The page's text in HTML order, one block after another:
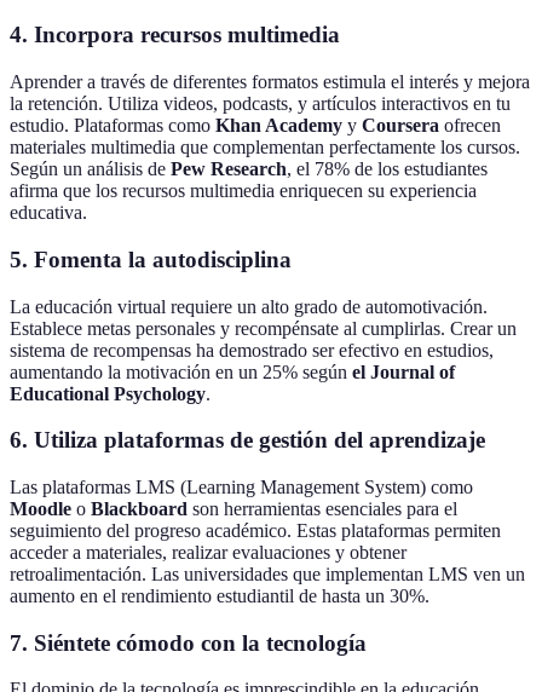
4. Incorpora recursos multimedia
Aprender a través de diferentes formatos estimula el interés y mejora
la retención. Utiliza videos, podcasts, y artículos interactivos en tu
estudio. Plataformas como Khan Academy y Coursera ofrecen
materiales multimedia que complementan perfectamente los cursos.
Según un análisis de Pew Research, el 78% de los estudiantes
afirma que los recursos multimedia enriquecen su experiencia
educativa.
5. Fomenta la autodisciplina
La educación virtual requiere un alto grado de automotivación.
Establece metas personales y recompénsate al cumplirlas. Crear un
sistema de recompensas ha demostrado ser efectivo en estudios,
aumentando la motivación en un 25% según el Journal of
Educational Psychology.
6. Utiliza plataformas de gestión del aprendizaje
Las plataformas LMS (Learning Management System) como
Moodle o Blackboard son herramientas esenciales para el
seguimiento del progreso académico. Estas plataformas permiten
acceder a materiales, realizar evaluaciones y obtener
retroalimentación. Las universidades que implementan LMS ven un
aumento en el rendimiento estudiantil de hasta un 30%.
7. Siéntete cómodo con la tecnología